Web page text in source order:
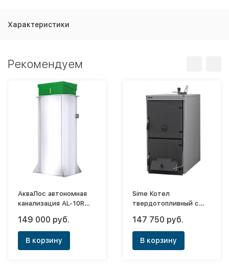
Характеристики
Рекомендуем
АкваЛос автономная
канализация AL-10R
149 000 руб.
В корзину
Sime Котел
твердотопливный с
Solida EV 3 (23кВт)
147 750 руб.
В корзину